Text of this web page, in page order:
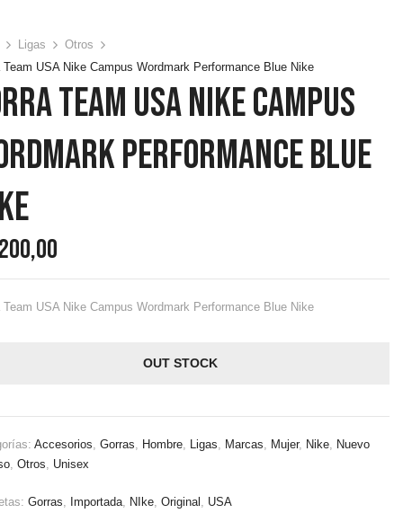
Ligas
Otros
Team USA Nike Campus Wordmark Performance Blue Nike
Team USA Nike Campus
Performance Blue
Team USA Nike Campus Wordmark Performance Blue Nike
OUT STOCK
Accesorios Gorras Hombre, Ligas Marcas Mujer, Nike,
Nuevo
, Otros Unisex
Gorras Importada, NIke, Original USA